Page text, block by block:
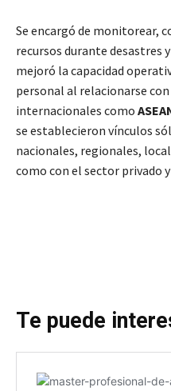
Se encargó de monitorear,
recursos durante desastres
mejoró la capacidad
personal al relacionarse
internacionales como
se establecieron vínculos
nacionales, regionales,
como con el sector privado
Te puede